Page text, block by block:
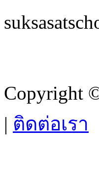
Copyright
| ติดต่อเรา